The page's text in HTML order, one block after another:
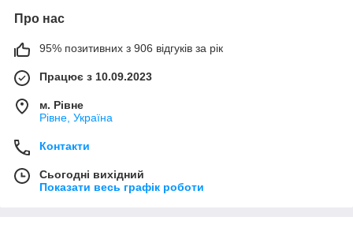
Про нас
95% позитивних з 906 відгуків за рік
Працює з 10.09.2023
м. Рівне
Рівне, Україна
Контакти
Сьогодні вихідний
Показати весь графік роботи